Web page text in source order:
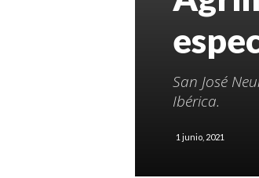
San José
Ibérica.
1 junio, 2021